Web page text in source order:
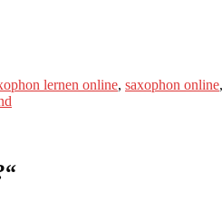
lernen online, saxophon online,
“